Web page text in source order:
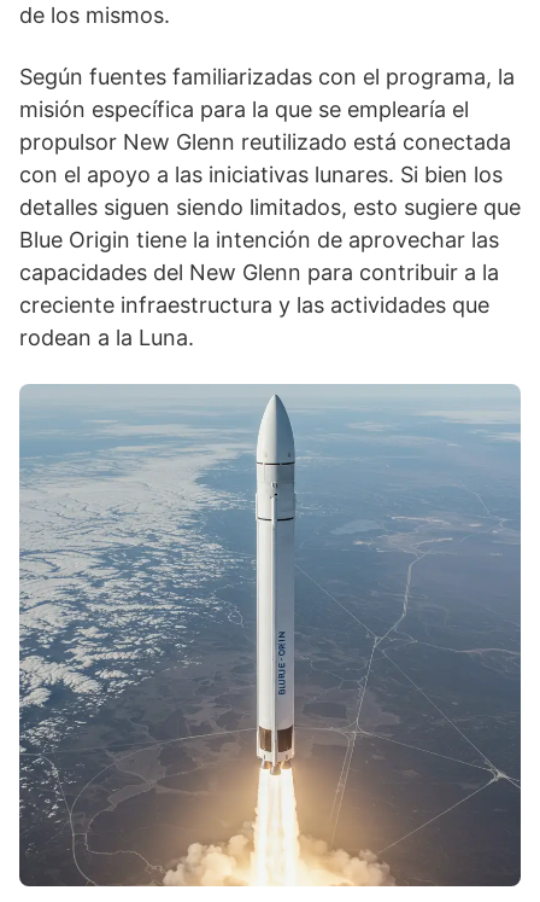
de los mismos.
Según fuentes familiarizadas con el programa, la
misión específica para la que se emplearía el
propulsor New Glenn reutilizado está conectada
con el apoyo a las iniciativas lunares. Si bien los
detalles siguen siendo limitados, esto sugiere que
Blue Origin tiene la intención de aprovechar las
capacidades del New Glenn para contribuir a la
creciente infraestructura y las actividades que
rodean a la Luna.